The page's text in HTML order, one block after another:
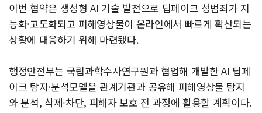
이번 협약은 생성형 AI 기술 발전으로 딥페이크 성범죄가 지
능화·고도화되고 피해영상물이 온라인에서 빠르게 확산되는
상황에 대응하기 위해 마련됐다.
행정안전부는 국립과학수사연구원과 협업해 개발한 AI 딥페
이크 탐지·분석모델을 관계기관과 공유해 피해영상물 탐지
와 분석, 삭제·차단, 피해자 보호 전 과정에 활용할 계획이다.